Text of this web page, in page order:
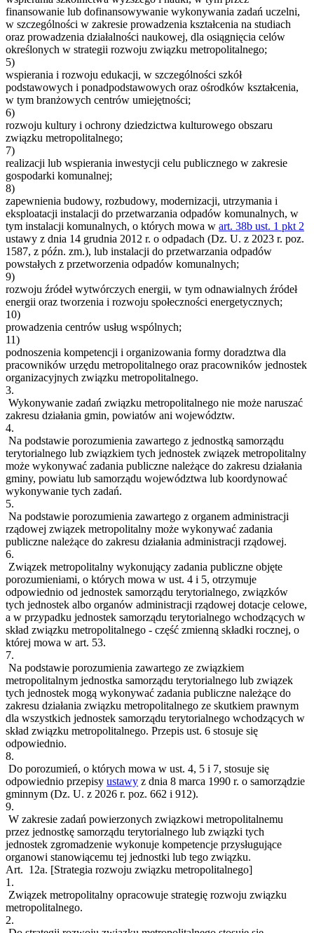
finansowanie lub dofinansowywanie wykonywania zadań uczelni,
w szczególności w zakresie prowadzenia kształcenia na studiach
oraz prowadzenia działalności naukowej, dla osiągnięcia celów
określonych w strategii rozwoju związku metropolitalnego;
5)
wspierania i rozwoju edukacji, w szczególności szkół
podstawowych i ponadpodstawowych oraz ośrodków kształcenia,
w tym branżowych centrów umiejętności;
6)
rozwoju kultury i ochrony dziedzictwa kulturowego obszaru
związku metropolitalnego;
7)
realizacji lub wspierania inwestycji celu publicznego w zakresie
gospodarki komunalnej;
8)
zapewnienia budowy, rozbudowy, modernizacji, utrzymania i
eksploatacji instalacji do przetwarzania odpadów komunalnych, w
tym instalacji komunalnych, o których mowa w art. 38b ust. 1 pkt 2
ustawy z dnia 14 grudnia 2012 r. o odpadach (Dz. U. z 2023 r. poz.
1587, z późn. zm.), lub instalacji do przetwarzania odpadów
powstałych z przetworzenia odpadów komunalnych;
9)
rozwoju źródeł wytwórczych energii, w tym odnawialnych źródeł
energii oraz tworzenia i rozwoju społeczności energetycznych;
10)
prowadzenia centrów usług wspólnych;
11)
podnoszenia kompetencji i organizowania formy doradztwa dla
pracowników urzędu metropolitalnego oraz pracowników jednostek
organizacyjnych związku metropolitalnego.
3.
Wykonywanie zadań związku metropolitalnego nie może naruszać
zakresu działania gmin, powiatów ani województw.
4.
Na podstawie porozumienia zawartego z jednostką samorządu
terytorialnego lub związkiem tych jednostek związek metropolitalny
może wykonywać zadania publiczne należące do zakresu działania
gminy, powiatu lub samorządu województwa lub koordynować
wykonywanie tych zadań.
5.
Na podstawie porozumienia zawartego z organem administracji
rządowej związek metropolitalny może wykonywać zadania
publiczne należące do zakresu działania administracji rządowej.
6.
Związek metropolitalny wykonujący zadania publiczne objęte
porozumieniami, o których mowa w ust. 4 i 5, otrzymuje
odpowiednio od jednostek samorządu terytorialnego, związków
tych jednostek albo organów administracji rządowej dotacje celowe,
a w przypadku jednostek samorządu terytorialnego wchodzących w
skład związku metropolitalnego - część zmienną składki rocznej, o
której mowa w art. 53.
7.
Na podstawie porozumienia zawartego ze związkiem
metropolitalnym jednostka samorządu terytorialnego lub związek
tych jednostek mogą wykonywać zadania publiczne należące do
zakresu działania związku metropolitalnego ze skutkiem prawnym
dla wszystkich jednostek samorządu terytorialnego wchodzących w
skład związku metropolitalnego. Przepis ust. 6 stosuje się
odpowiednio.
8.
Do porozumień, o których mowa w ust. 4, 5 i 7, stosuje się
odpowiednio przepisy ustawy z dnia 8 marca 1990 r. o samorządzie
gminnym (Dz. U. z 2026 r. poz. 662 i 912).
9.
W zakresie zadań powierzonych związkowi metropolitalnemu
przez jednostkę samorządu terytorialnego lub związki tych
jednostek zgromadzenie wykonuje kompetencje przysługujące
organowi stanowiącemu tej jednostki lub tego związku.
Art. 12a. [Strategia rozwoju związku metropolitalnego]
1.
Związek metropolitalny opracowuje strategię rozwoju związku
metropolitalnego.
2.